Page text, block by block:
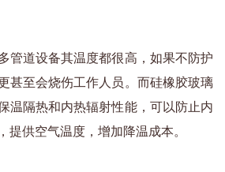
管道设备其温度都很高，如果不防护
甚至会烧伤工作人员。而硅橡胶玻璃
温隔热和内热辐射性能，可以防止内
提供空气温度，增加降温成本。